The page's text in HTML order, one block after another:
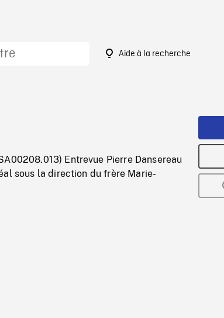
Aide à la recherche
Entrevue Pierre Dansereau
sous la direction du frère Marie-